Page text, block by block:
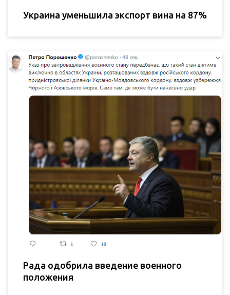
Украина уменьшила экспорт вина на 87%
Рада одобрила введение военного
положения